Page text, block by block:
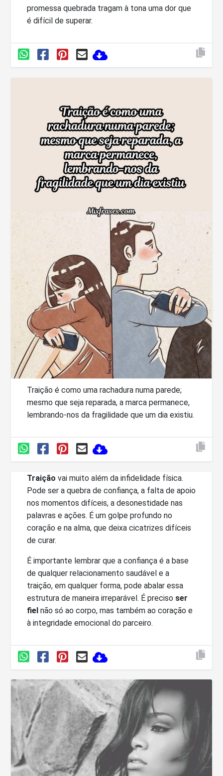
promessa quebrada tragam à tona uma dor que
é difícil de superar.
Traição é como uma rachadura numa parede;
mesmo que seja reparada, a marca permanece,
lembrando-nos da fragilidade que um dia existiu.
Traição vai muito além da infidelidade física.
Pode ser a quebra de confiança, a falta de apoio
nos momentos difíceis, a desonestidade nas
palavras e ações. É um golpe profundo no
coração e na alma, que deixa cicatrizes difíceis
de curar.
É importante lembrar que a confiança é a base
de qualquer relacionamento saudável e a
traição, em qualquer forma, pode abalar essa
estrutura de maneira irreparável. É preciso ser
fiel não só ao corpo, mas também ao coração e
à integridade emocional do parceiro.